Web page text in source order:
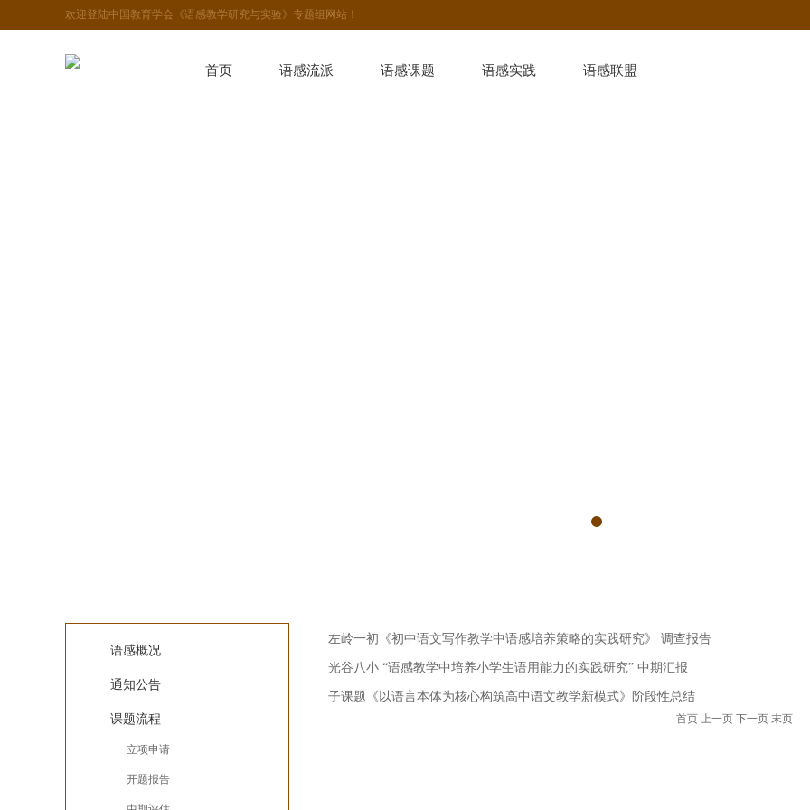
欢迎登陆中国教育学会《语感教学研究与实验》专题组网站！
首页 语感流派 语感课题 语感实践 语感联盟
语感概况
通知公告
课题流程
立项申请
开题报告
左岭一初《初中语文写作教学中语感培养策略的实践研究》 调查报告
光谷八小 “语感教学中培养小学生语用能力的实践研究” 中期汇报
子课题《以语言本体为核心构筑高中语文教学新模式》阶段性总结
首页 上一页 下一页 末页